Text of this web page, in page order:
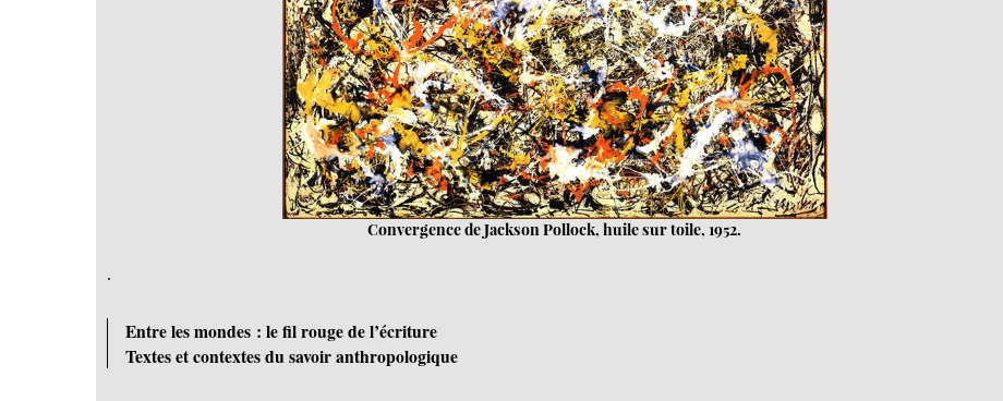
Convergence de Jackson Pollock, huile sur toile, 1952.
.
Entre les mondes : le fil rouge de l’écriture
Textes et contextes du savoir anthropologique